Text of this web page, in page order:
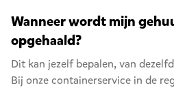
Wanneer wordt mijn
opgehaald?
Dit kan jezelf bepalen, van
Bij onze containerservice in de